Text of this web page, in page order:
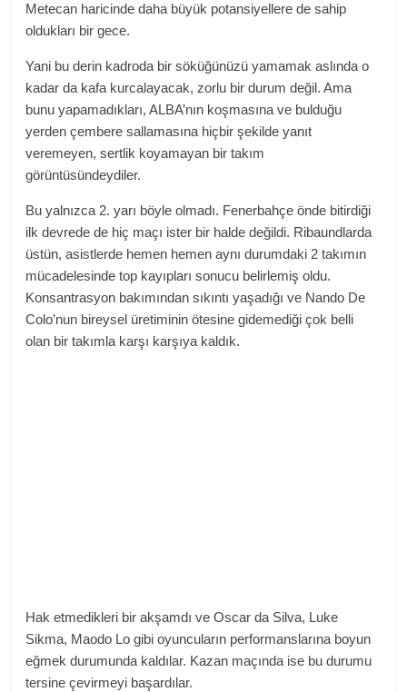
Metecan haricinde daha büyük potansiyellere de sahip
oldukları bir gece.
Yani bu derin kadroda bir söküğünüzü yamamak aslında o
kadar da kafa kurcalayacak, zorlu bir durum değil. Ama
bunu yapamadıkları, ALBA’nın koşmasına ve bulduğu
yerden çembere sallamasına hiçbir şekilde yanıt
veremeyen, sertlik koyamayan bir takım
görüntüsündeydiler.
Bu yalnızca 2. yarı böyle olmadı. Fenerbahçe önde bitirdiği
ilk devrede de hiç maçı ister bir halde değildi. Ribaundlarda
üstün, asistlerde hemen hemen aynı durumdaki 2 takımın
mücadelesinde top kayıpları sonucu belirlemiş oldu.
Konsantrasyon bakımından sıkıntı yaşadığı ve Nando De
Colo’nun bireysel üretiminin ötesine gidemediği çok belli
olan bir takımla karşı karşıya kaldık.
Hak etmedikleri bir akşamdı ve Oscar da Silva, Luke
Sikma, Maodo Lo gibi oyuncuların performanslarına boyun
eğmek durumunda kaldılar. Kazan maçında ise bu durumu
tersine çevirmeyi başardılar.